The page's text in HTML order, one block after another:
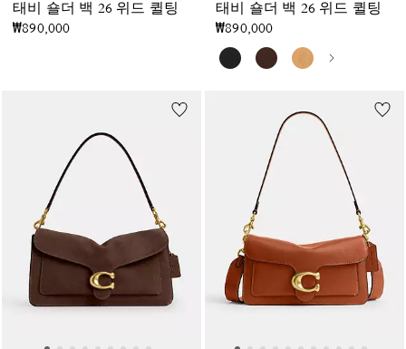
태비 숄더 백 26 위드 퀼팅
₩890,000
태비 숄더 백 26 위드 퀼팅
₩890,000